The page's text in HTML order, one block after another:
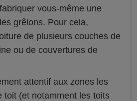
vous-même une
grêlons. Pour cela,
de plusieurs couches de
ou de couvertures de
attentif aux zones les
toit (et notamment les toits